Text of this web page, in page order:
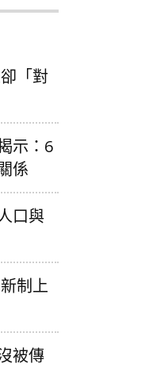
「對
示：6
係
口與
制上
被傳